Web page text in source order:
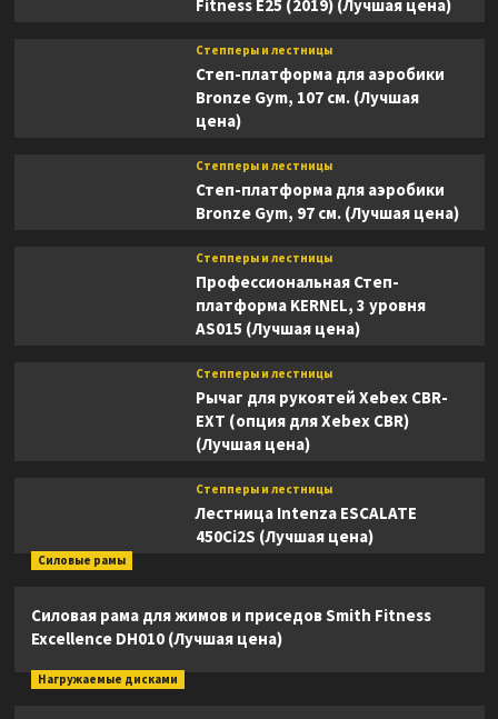
Fitness E25 (2019) (Лучшая цена)
Степперы и лестницы
Степ-платформа для аэробики
Bronze Gym, 107 см. (Лучшая
цена)
Степперы и лестницы
Степ-платформа для аэробики
Bronze Gym, 97 см. (Лучшая цена)
Степперы и лестницы
Профессиональная Степ-
платформа KERNEL, 3 уровня
AS015 (Лучшая цена)
Степперы и лестницы
Рычаг для рукоятей Xebex CBR-
EXT (опция для Xebex CBR)
(Лучшая цена)
Степперы и лестницы
Лестница Intenza ESCALATE
450Ci2S (Лучшая цена)
Силовые рамы
Силовая рама для жимов и приседов Smith Fitness
Excellence DH010 (Лучшая цена)
Нагружаемые дисками